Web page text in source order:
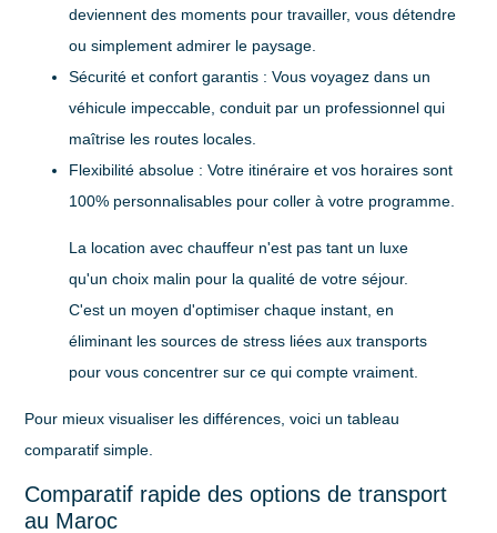
deviennent des moments pour travailler, vous détendre
ou simplement admirer le paysage.
Sécurité et confort garantis : Vous voyagez dans un
véhicule impeccable, conduit par un professionnel qui
maîtrise les routes locales.
Flexibilité absolue : Votre itinéraire et vos horaires sont
100% personnalisables pour coller à votre programme.
La location avec chauffeur n'est pas tant un luxe
qu'un choix malin pour la qualité de votre séjour.
C'est un moyen d'optimiser chaque instant, en
éliminant les sources de stress liées aux transports
pour vous concentrer sur ce qui compte vraiment.
Pour mieux visualiser les différences, voici un tableau
comparatif simple.
Comparatif rapide des options de transport
au Maroc